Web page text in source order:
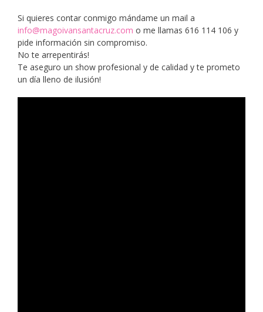
Si quieres contar conmigo mándame un mail a
info@magoivansantacruz.com o me llamas 616 114 106 y
pide información sin compromiso.
No te arrepentirás!
Te aseguro un show profesional y de calidad y te prometo
un día lleno de ilusión!